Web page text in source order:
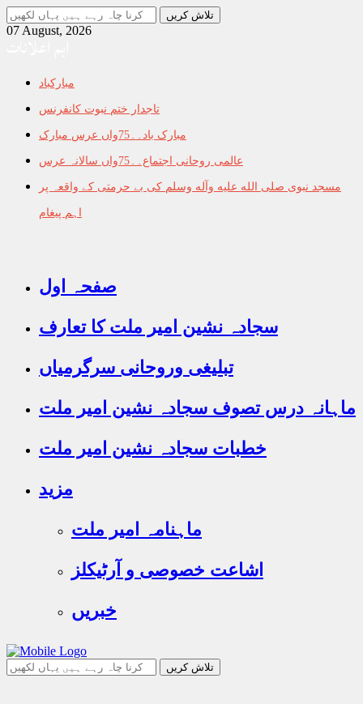
جو
تلاش
یہاں
07 August, 2026
اہم اعلانات
مبارکباد
تاجدار ختم نبوت کانفرنس
مبارک باد۔۔75واں عرس مبارک
عالمی روحانی اجتماع۔۔75واں سالانہ عرس
مسجد نبوی صلى الله عليه وآله وسلم کی بے حرمتی کے واقعہ پر
اہم پیغام
صفحہ اول
سجادہ نشین امیر ملت کا تعارف
تبلیغی وروحانی سرگرمیاں
ماہانہ درس تصوف سجادہ نشین امیر ملت
خطبات سجادہ نشین امیر ملت
مزید
ماہنامہ امیر ملت
اشاعت خصوصی و آرٹیکلز
خبریں
جو